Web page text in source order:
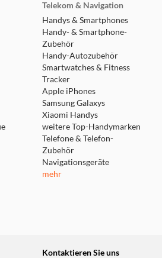
Telekom & Navigation
Handys & Smartphones
Handy- & Smartphone-
Zubehör
Handy-Autozubehör
Smartwatches & Fitness
Tracker
Apple iPhones
Samsung Galaxys
Xiaomi Handys
weitere Top-Handymarken
Telefone & Telefon-
Zubehör
Navigationsgeräte
mehr
Kontaktieren Sie uns